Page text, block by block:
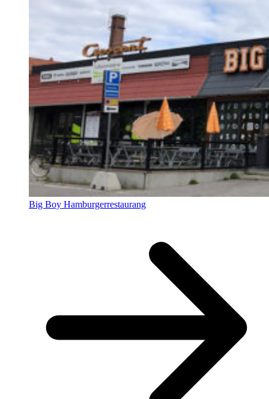
Big Boy Hamburgerrestaurang